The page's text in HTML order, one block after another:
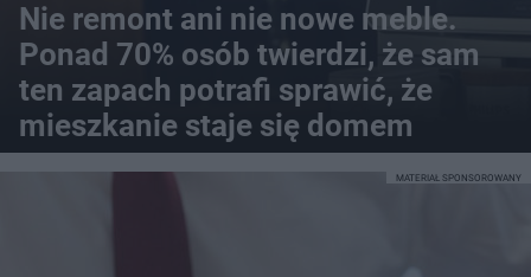
Nie remont ani nie nowe meble.
Ponad 70% osób twierdzi, że sam
ten zapach potrafi sprawić, że
mieszkanie staje się domem
MATERIAŁ SPONSOROWANY